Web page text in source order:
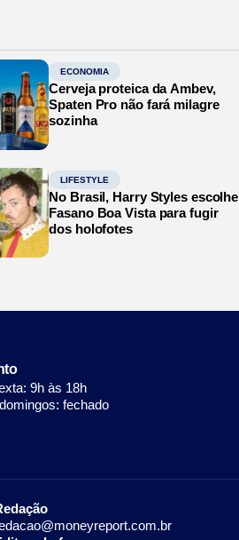
ECONOMIA
Cerveja proteica da Ambev,
Spaten Pro não fará milagre
sozinha
LIFESTYLE
No Brasil, Harry Styles escolhe
Fasano Boa Vista para fugir
dos holofotes
9h às 18h
fechado